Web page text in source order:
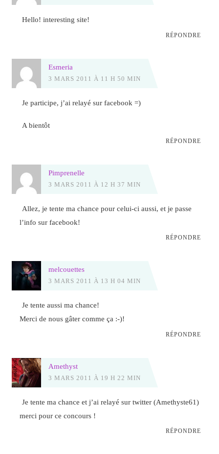
Hello! interesting site!
RÉPONDRE
Esmeria
3 MARS 2011 À 11 H 50 MIN
Je participe, j’ai relayé sur facebook =)
A bientôt
RÉPONDRE
Pimprenelle
3 MARS 2011 À 12 H 37 MIN
Allez, je tente ma chance pour celui-ci aussi, et je passe
l’info sur facebook!
RÉPONDRE
melcouettes
3 MARS 2011 À 13 H 04 MIN
Je tente aussi ma chance!
Merci de nous gâter comme ça :-)!
RÉPONDRE
Amethyst
3 MARS 2011 À 19 H 22 MIN
Je tente ma chance et j’ai relayé sur twitter (Amethyste61)
merci pour ce concours !
RÉPONDRE